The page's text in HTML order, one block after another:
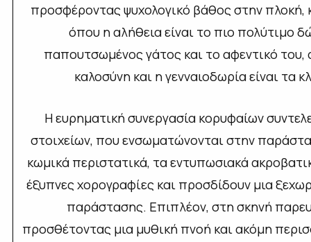
προσφέροντας ψυχολογικό βάθος στην πλοκή,
όπου η αλήθεια είναι το πιο πολύτιμο
παπουτσωμένος γάτος και το αφεντικό
καλοσύνη και η γενναιοδωρία είναι τα
Η ευρηματική συνεργασία κορυφαίων
στοιχείων, που ενσωματώνονται στην
κωμικά περιστατικά, τα εντυπωσιακά
έξυπνες χορογραφίες και προσδίδουν μια
παράστασης. Επιπλέον, στη σκηνή
προσθέτοντας μια μυθική πνοή και ακόμη